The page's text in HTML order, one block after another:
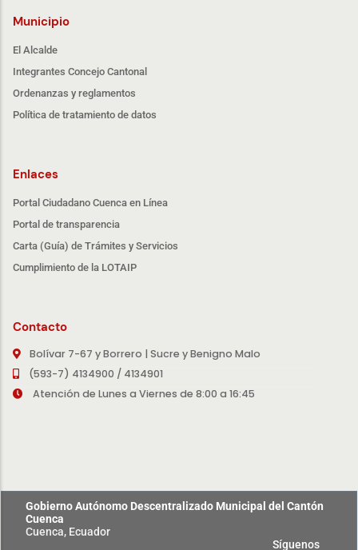
Municipio
El Alcalde
Integrantes Concejo Cantonal
Ordenanzas y reglamentos
Política de tratamiento de datos
Enlaces
Portal Ciudadano Cuenca en Línea
Portal de transparencia
Carta (Guía) de Trámites y Servicios
Cumplimiento de la LOTAIP
Contacto
Bolívar 7-67 y Borrero | Sucre y Benigno Malo
(593-7) 4134900 / 4134901
Atención de Lunes a Viernes de 8:00 a 16:45
Gobierno Autónomo Descentralizado Municipal del Cantón
Cuenca
Cuenca, Ecuador
Síguenos